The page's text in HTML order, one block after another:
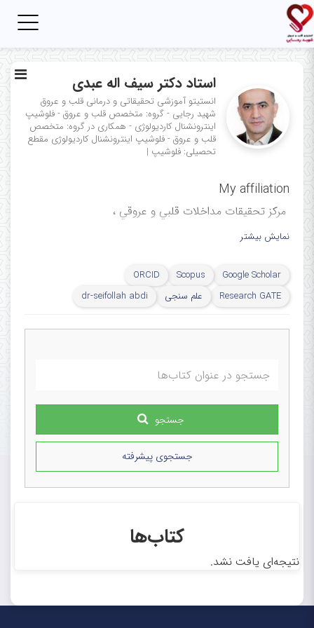
استاد دکتر سیف اله عبدی
انستیتو آموزشی تحقیقاتی و درمانی قلب و عروق
شهید رجایی - گروه: متخصص قلب و عروق - فلوشیپ
اینترونشنال کاردیولوژی - همکاری در گروه: متخصص
قلب و عروق - فلوشیپ اینترونشنال کاردیولوژی مقطع
تحصیلی: فلوشیپ |
My affiliation
ﻣﺮﻛﺰ ﺗﺤﻘﯿﻘﺎت ﻣﺪاﺧﻼت ﻗﻠﺒﻲ و ﻋﺮوﻗﻲ ،
مرکز آموزشی، تحقیقاتی و درمانی
علوم پزشکی ایران، تهران، ایران
Cardiovascular Intervention
Research Center, Rajaie
Research Center,
Iran University of
Medical Sciences, Tehran, Iran
نمایش بیشتر
Google Scholar
Scopus
ORCID
Research GATE
علم سنجی dr-seifollah abdi
جستجو
جستجوی پیشرفته
کتاب‌ها
نتیجه‌ای یافت نشد.